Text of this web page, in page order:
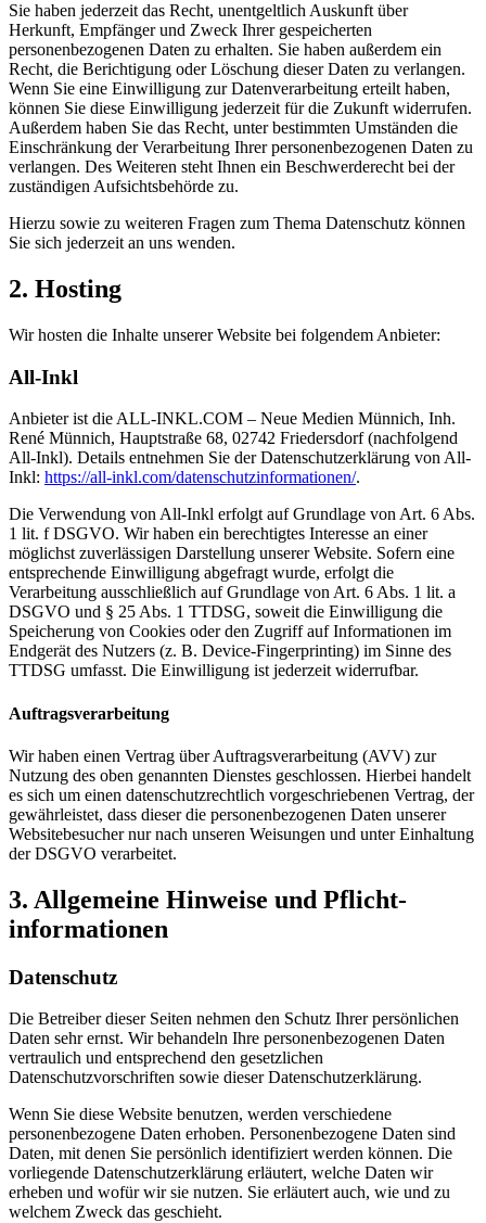
Sie haben jederzeit das Recht, unentgeltlich Auskunft über
Herkunft, Empfänger und Zweck Ihrer gespeicherten
personenbezogenen Daten zu erhalten. Sie haben außerdem ein
Recht, die Berichtigung oder Löschung dieser Daten zu verlangen.
Wenn Sie eine Einwilligung zur Datenverarbeitung erteilt haben,
können Sie diese Einwilligung jederzeit für die Zukunft widerrufen.
Außerdem haben Sie das Recht, unter bestimmten Umständen die
Einschränkung der Verarbeitung Ihrer personenbezogenen Daten zu
verlangen. Des Weiteren steht Ihnen ein Beschwerderecht bei der
zuständigen Aufsichtsbehörde zu.
Hierzu sowie zu weiteren Fragen zum Thema Datenschutz können
Sie sich jederzeit an uns wenden.
2. Hosting
Wir hosten die Inhalte unserer Website bei folgendem Anbieter:
All-Inkl
Anbieter ist die ALL-INKL.COM – Neue Medien Münnich, Inh.
René Münnich, Hauptstraße 68, 02742 Friedersdorf (nachfolgend
All-Inkl). Details entnehmen Sie der Datenschutzerklärung von All-
Inkl: https://all-inkl.com/datenschutzinformationen/.
Die Verwendung von All-Inkl erfolgt auf Grundlage von Art. 6 Abs.
1 lit. f DSGVO. Wir haben ein berechtigtes Interesse an einer
möglichst zuverlässigen Darstellung unserer Website. Sofern eine
entsprechende Einwilligung abgefragt wurde, erfolgt die
Verarbeitung ausschließlich auf Grundlage von Art. 6 Abs. 1 lit. a
DSGVO und § 25 Abs. 1 TTDSG, soweit die Einwilligung die
Speicherung von Cookies oder den Zugriff auf Informationen im
Endgerät des Nutzers (z. B. Device-Fingerprinting) im Sinne des
TTDSG umfasst. Die Einwilligung ist jederzeit widerrufbar.
Auftragsverarbeitung
Wir haben einen Vertrag über Auftragsverarbeitung (AVV) zur
Nutzung des oben genannten Dienstes geschlossen. Hierbei handelt
es sich um einen datenschutzrechtlich vorgeschriebenen Vertrag, der
gewährleistet, dass dieser die personenbezogenen Daten unserer
Websitebesucher nur nach unseren Weisungen und unter Einhaltung
der DSGVO verarbeitet.
3. Allgemeine Hinweise und Pflicht­
informationen
Datenschutz
Die Betreiber dieser Seiten nehmen den Schutz Ihrer persönlichen
Daten sehr ernst. Wir behandeln Ihre personenbezogenen Daten
vertraulich und entsprechend den gesetzlichen
Datenschutzvorschriften sowie dieser Datenschutzerklärung.
Wenn Sie diese Website benutzen, werden verschiedene
personenbezogene Daten erhoben. Personenbezogene Daten sind
Daten, mit denen Sie persönlich identifiziert werden können. Die
vorliegende Datenschutzerklärung erläutert, welche Daten wir
erheben und wofür wir sie nutzen. Sie erläutert auch, wie und zu
welchem Zweck das geschieht.